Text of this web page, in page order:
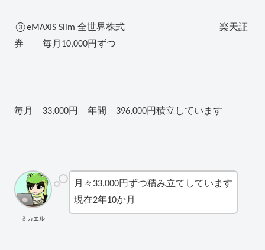
③eMAXIS Slim 全世界株式 楽天証
券 毎月10,000円ずつ
毎月 33,000円 年間 396,000円積立しています
ミカエル
月々33,000円ずつ積み立てしています
現在2年10か月